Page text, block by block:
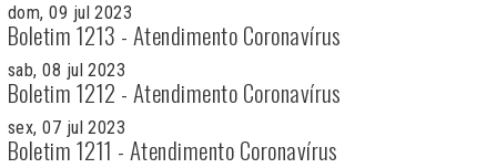
dom, 09 jul 2023
Boletim 1213 - Atendimento Coronavírus
sab, 08 jul 2023
Boletim 1212 - Atendimento Coronavírus
sex, 07 jul 2023
Boletim 1211 - Atendimento Coronavírus